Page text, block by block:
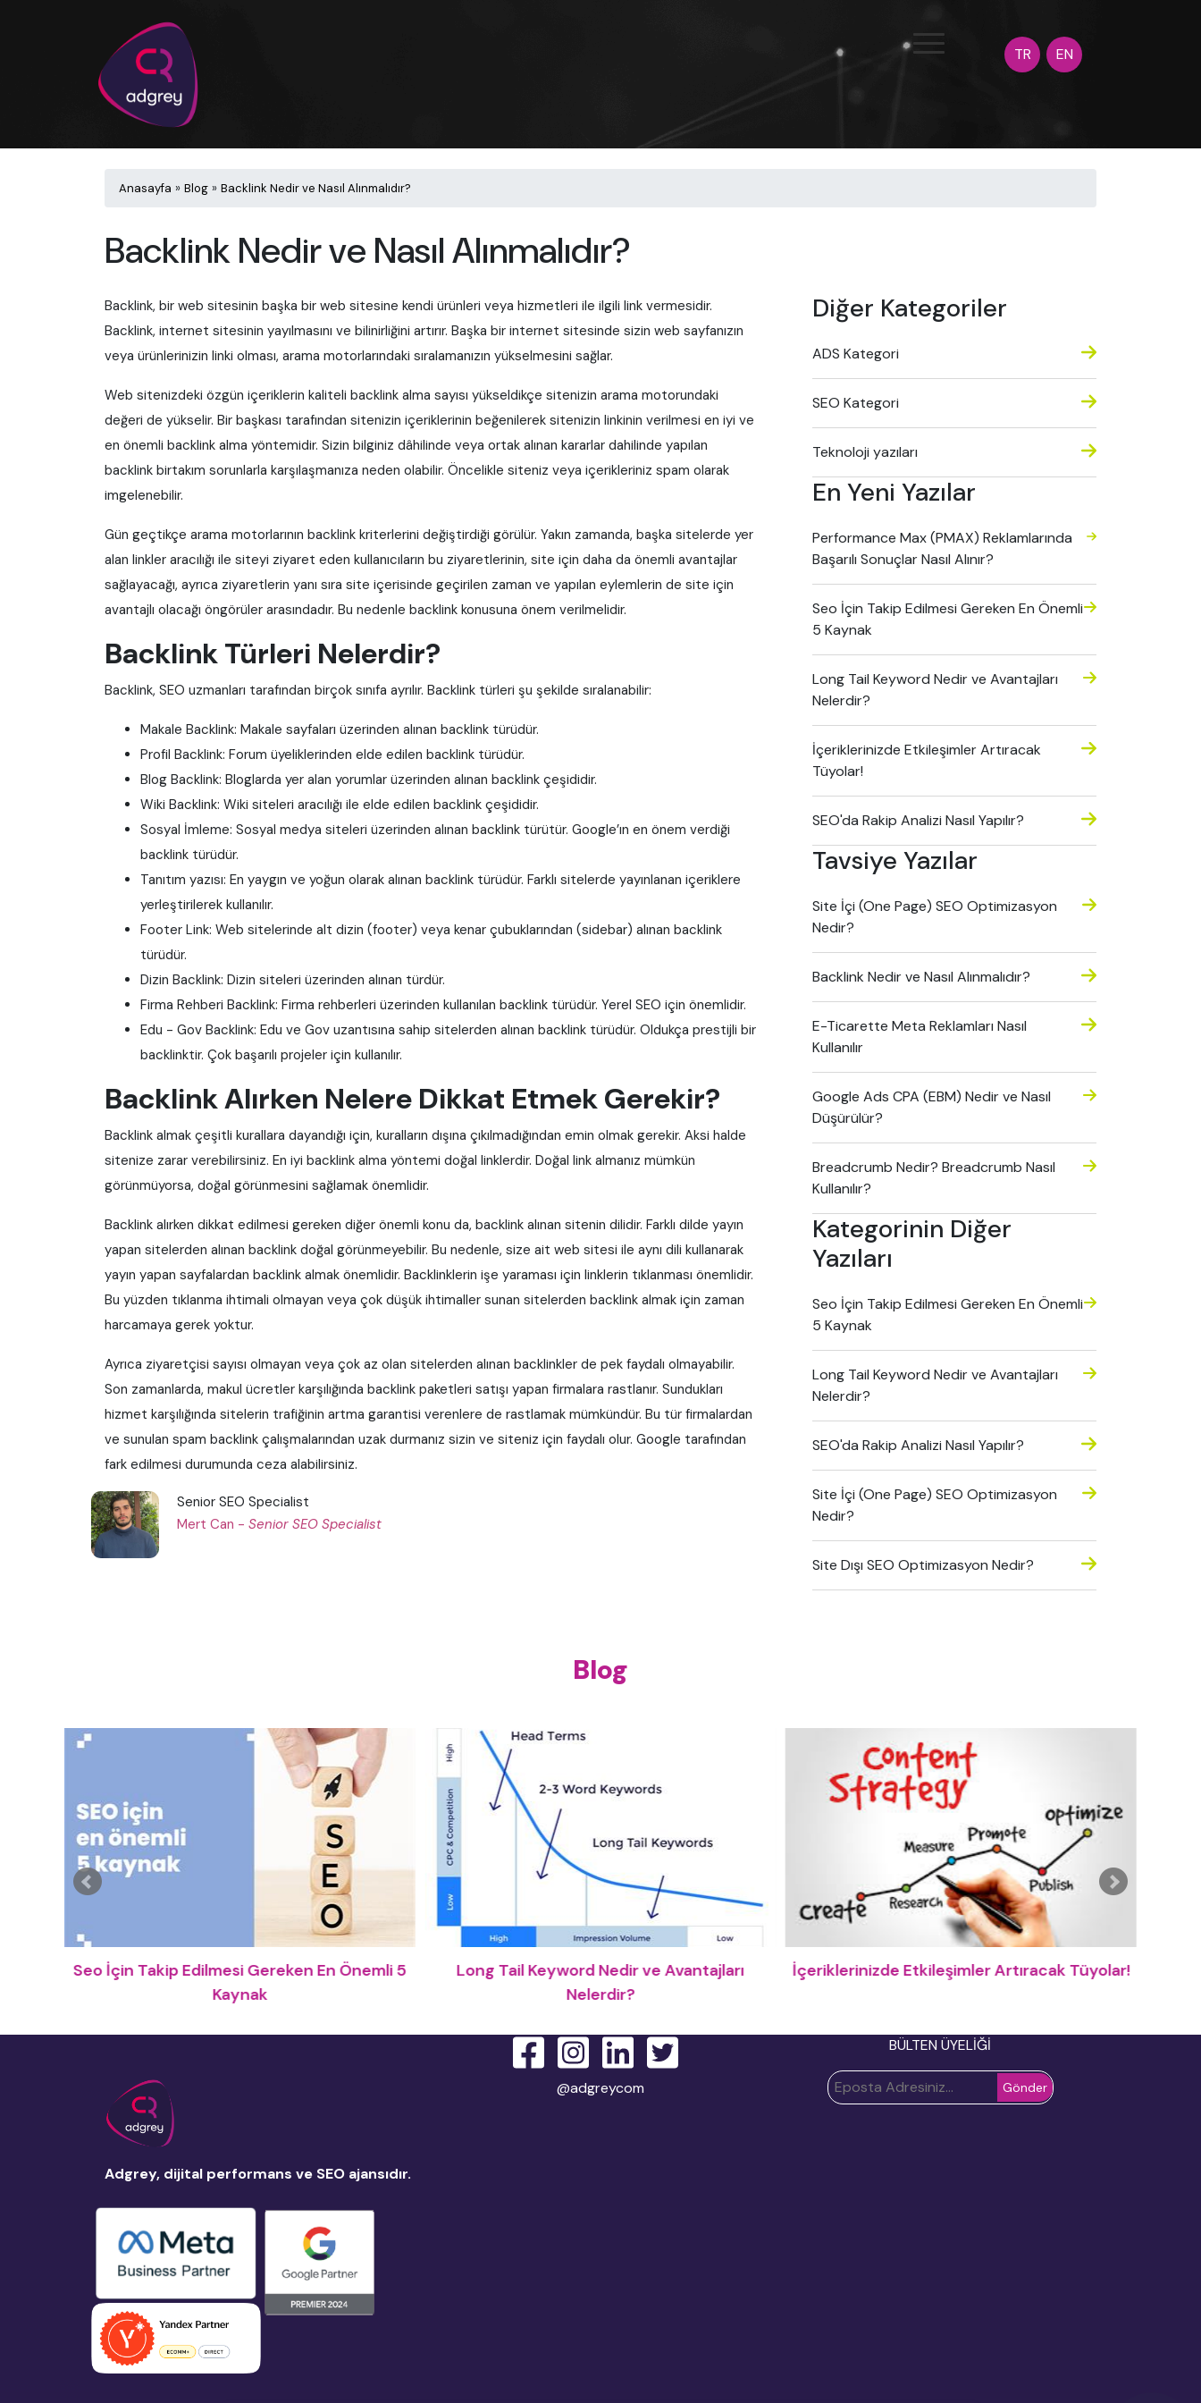
TR EN
Anasayfa » Blog » Backlink Nedir ve Nasıl Alınmalıdır?
Backlink Nedir ve Nasıl Alınmalıdır?
Backlink, bir web sitesinin başka bir web sitesine kendi ürünleri veya hizmetleri ile ilgili link vermesidir.
Backlink, internet sitesinin yayılmasını ve bilinirliğini artırır. Başka bir internet sitesinde sizin web sayfanızın
veya ürünlerinizin linki olması, arama motorlarındaki sıralamanızın yükselmesini sağlar.
Web sitenizdeki özgün içeriklerin kaliteli backlink alma sayısı yükseldikçe sitenizin arama motorundaki
değeri de yükselir. Bir başkası tarafından sitenizin içeriklerinin beğenilerek sitenizin linkinin verilmesi en iyi ve
en önemli backlink alma yöntemidir. Sizin bilginiz dâhilinde veya ortak alınan kararlar dahilinde yapılan
backlink birtakım sorunlarla karşılaşmanıza neden olabilir. Öncelikle siteniz veya içerikleriniz spam olarak
imgelenebilir.
Gün geçtikçe arama motorlarının backlink kriterlerini değiştirdiği görülür. Yakın zamanda, başka sitelerde yer
alan linkler aracılığı ile siteyi ziyaret eden kullanıcıların bu ziyaretlerinin, site için daha da önemli avantajlar
sağlayacağı, ayrıca ziyaretlerin yanı sıra site içerisinde geçirilen zaman ve yapılan eylemlerin de site için
avantajlı olacağı öngörüler arasındadır. Bu nedenle backlink konusuna önem verilmelidir.
Backlink Türleri Nelerdir?
Backlink, SEO uzmanları tarafından birçok sınıfa ayrılır. Backlink türleri şu şekilde sıralanabilir:
Makale Backlink: Makale sayfaları üzerinden alınan backlink türüdür.
Profil Backlink: Forum üyeliklerinden elde edilen backlink türüdür.
Blog Backlink: Bloglarda yer alan yorumlar üzerinden alınan backlink çeşididir.
Wiki Backlink: Wiki siteleri aracılığı ile elde edilen backlink çeşididir.
Sosyal İmleme: Sosyal medya siteleri üzerinden alınan backlink türütür. Google’ın en önem verdiği
backlink türüdür.
Tanıtım yazısı: En yaygın ve yoğun olarak alınan backlink türüdür. Farklı sitelerde yayınlanan içeriklere
yerleştirilerek kullanılır.
Footer Link: Web sitelerinde alt dizin (footer) veya kenar çubuklarından (sidebar) alınan backlink
türüdür.
Dizin Backlink: Dizin siteleri üzerinden alınan türdür.
Firma Rehberi Backlink: Firma rehberleri üzerinden kullanılan backlink türüdür. Yerel SEO için önemlidir.
Edu - Gov Backlink: Edu ve Gov uzantısına sahip sitelerden alınan backlink türüdür. Oldukça prestijli bir
backlinktir. Çok başarılı projeler için kullanılır.
Backlink Alırken Nelere Dikkat Etmek Gerekir?
Backlink almak çeşitli kurallara dayandığı için, kuralların dışına çıkılmadığından emin olmak gerekir. Aksi halde
sitenize zarar verebilirsiniz. En iyi backlink alma yöntemi doğal linklerdir. Doğal link almanız mümkün
görünmüyorsa, doğal görünmesini sağlamak önemlidir.
Backlink alırken dikkat edilmesi gereken diğer önemli konu da, backlink alınan sitenin dilidir. Farklı dilde yayın
yapan sitelerden alınan backlink doğal görünmeyebilir. Bu nedenle, size ait web sitesi ile aynı dili kullanarak
yayın yapan sayfalardan backlink almak önemlidir. Backlinklerin işe yaraması için linklerin tıklanması önemlidir.
Bu yüzden tıklanma ihtimali olmayan veya çok düşük ihtimaller sunan sitelerden backlink almak için zaman
harcamaya gerek yoktur.
Ayrıca ziyaretçisi sayısı olmayan veya çok az olan sitelerden alınan backlinkler de pek faydalı olmayabilir.
Son zamanlarda, makul ücretler karşılığında backlink paketleri satışı yapan firmalara rastlanır. Sundukları
hizmet karşılığında sitelerin trafiğinin artma garantisi verenlere de rastlamak mümkündür. Bu tür firmalardan
ve sunulan spam backlink çalışmalarından uzak durmanız sizin ve siteniz için faydalı olur. Google tarafından
fark edilmesi durumunda ceza alabilirsiniz.
Senior SEO Specialist
Mert Can - Senior SEO Specialist
Diğer Kategoriler
ADS Kategori
SEO Kategori
Teknoloji yazıları
En Yeni Yazılar
Performance Max (PMAX) Reklamlarında
Başarılı Sonuçlar Nasıl Alınır?
Seo İçin Takip Edilmesi Gereken En Önemli
5 Kaynak
Long Tail Keyword Nedir ve Avantajları
Nelerdir?
İçeriklerinizde Etkileşimler Artıracak
Tüyolar!
SEO'da Rakip Analizi Nasıl Yapılır?
Tavsiye Yazılar
Site İçi (One Page) SEO Optimizasyon
Nedir?
Backlink Nedir ve Nasıl Alınmalıdır?
E-Ticarette Meta Reklamları Nasıl
Kullanılır
Google Ads CPA (EBM) Nedir ve Nasıl
Düşürülür?
Breadcrumb Nedir? Breadcrumb Nasıl
Kullanılır?
Kategorinin Diğer
Yazıları
Seo İçin Takip Edilmesi Gereken En Önemli
5 Kaynak
Long Tail Keyword Nedir ve Avantajları
Nelerdir?
SEO'da Rakip Analizi Nasıl Yapılır?
Site İçi (One Page) SEO Optimizasyon
Nedir?
Site Dışı SEO Optimizasyon Nedir?
Blog
Seo İçin Takip Edilmesi Gereken En Önemli 5
Kaynak
Long Tail Keyword Nedir ve Avantajları
Nelerdir?
İçeriklerinizde Etkileşimler Artıracak Tüyolar!
Adgrey, dijital performans ve SEO ajansıdır.
@adgreycom
BÜLTEN ÜYELİĞİ